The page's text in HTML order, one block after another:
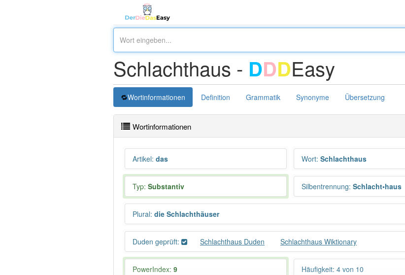
Schlachthaus - DDDEasy
Wortinformationen Definition Grammatik Synonyme Übersetzung
Wortinformationen
Artikel: das Wort: Schlachthaus
Typ: Substantiv Silbentrennung: Schlacht•haus
Plural: die Schlachthäuser
Duden geprüft: Schlachthaus Duden Schlachthaus Wiktionary
PowerIndex: 9 Häufigkeit: 4 von 10